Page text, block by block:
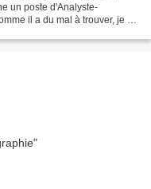
un poste d'Analyste-
il a du mal à trouver, je lui